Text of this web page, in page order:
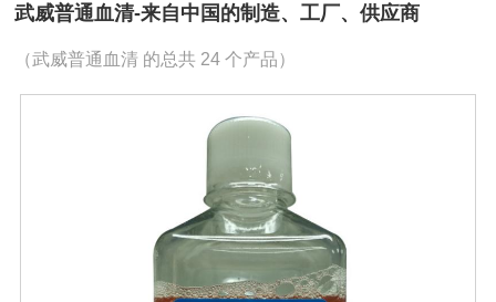
武威普通血清-来自中国的制造、工厂、供应商
（武威普通血清 的总共 24 个产品）